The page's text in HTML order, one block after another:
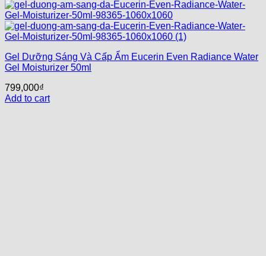
Gel Dưỡng Sáng Và Cấp Ẩm Eucerin Even Radiance Water
Gel Moisturizer 50ml
799,000₫
Add to cart